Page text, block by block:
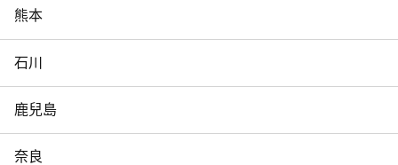
熊本
石川
鹿兒島
奈良